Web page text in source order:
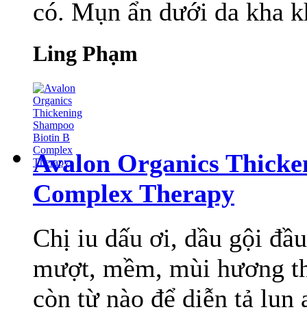
có. Mụn ẩn dưới da kha
Ling Phạm
Avalon Organics
Complex Therapy
Chị iu dấu ơi, dầu gội
mượt, mềm, mùi hương
còn từ nào để diễn tả lun